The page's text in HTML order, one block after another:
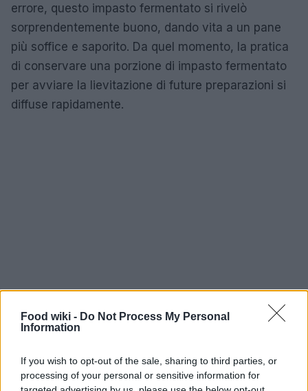
Food wiki - Do Not Process My Personal
Information
If you wish to opt-out of the sale, sharing to third parties, or
processing of your personal or sensitive information for
errore, questo impasto fermentato si rivelò
sorprendentemente buono, dando vita a un pane
più soffice e saporito. Da quel momento, la pratica
di conservare una porzione di impasto fermentato
per avviare la lievitazione di future preparazioni si
diffuse rapidamente.
Come iniziare con il lievito madre